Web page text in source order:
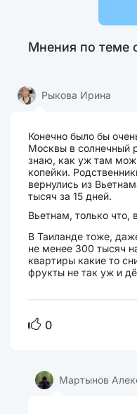
Мнения по теме
Рыкова Ирина
Конечно было бы
Москвы в солнечный
знаю, как уж там
копейки.
вернулись из
тысяч за 15 дней.
Вьетнам, только что,
В Таиланде тоже,
не менее 300 тысяч
квартиры какие то
фрукты не так уж и
0
Мартынов